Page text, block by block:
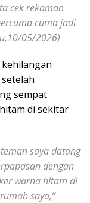
cek rekaman
cuma jadi
05/2026)
sempat
di sekitar
saya datang
dengan
warna hitam di
saya,”